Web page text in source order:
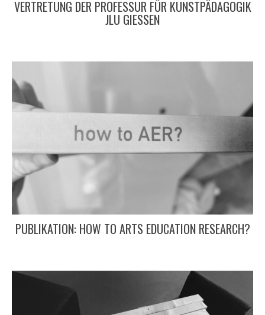
VERTRETUNG DER PROFESSUR FÜR KUNSTPÄDAGOGIK
JLU GIESSEN
PUBLIKATION: HOW TO ARTS EDUCATION RESEARCH?